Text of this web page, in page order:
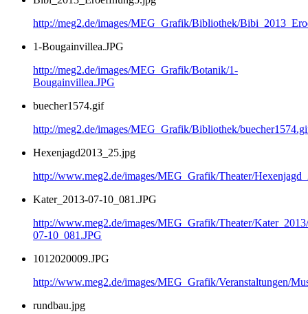
http://meg2.de/images/MEG_Grafik/Bibliothek/
1-Bougainvillea.JPG
http://meg2.de/images/MEG_Grafik/Botanik/1-
Bougainvillea.JPG
buecher1574.gif
http://meg2.de/images/MEG_Grafik/Bibliothek/
Hexenjagd2013_25.jpg
http://www.meg2.de/images/MEG_Grafik/Theater/
Kater_2013-07-10_081.JPG
http://www.meg2.de/images/MEG_Grafik/Theater/
07-10_081.JPG
1012020009.JPG
http://www.meg2.de/images/MEG_Grafik/Veranstaltungen/
rundbau.jpg